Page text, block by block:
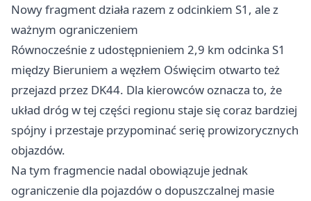
Nowy fragment działa razem z odcinkiem S1, ale z
ważnym ograniczeniem
Równocześnie z udostępnieniem 2,9 km odcinka S1
między Bieruniem a węzłem Oświęcim otwarto też
przejazd przez DK44. Dla kierowców oznacza to, że
układ dróg w tej części regionu staje się coraz bardziej
spójny i przestaje przypominać serię prowizorycznych
objazdów.
Na tym fragmencie nadal obowiązuje jednak
ograniczenie dla pojazdów o dopuszczalnej masie